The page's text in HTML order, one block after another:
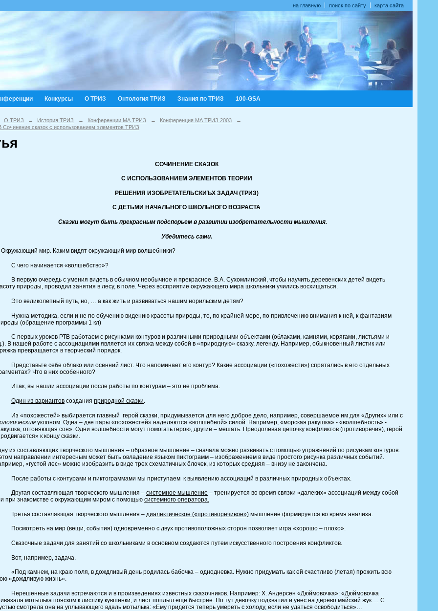
на главную поиск по сайту карта сайта
Конкурсы О ТРИЗ Онтология ТРИЗ Знания по ТРИЗ 100-GSA
О ТРИЗ → История ТРИЗ → Конференции МА ТРИЗ → Конференция МА ТРИЗ 2003
→
Сочинение сказок с использованием элементов ТРИЗ
СОЧИНЕНИЕ СКАЗОК
С ИСПОЛЬЗОВАНИЕМ ЭЛЕМЕНТОВ ТЕОРИИ
РЕШЕНИЯ ИЗОБРЕТАТЕЛЬСКИЪХ ЗАДАЧ (ТРИЗ)
С ДЕТЬМИ НАЧАЛЬНОГО ШКОЛЬНОГО ВОЗРАСТА
Сказки могут быть прекрасным подспорьем в развитии изобретательности мышления.
Убедитесь сами.
мир. Каким видят окружающий мир волшебники?
чего начинается «волшебство»?
первую очередь с умения видеть в обычном необычное и прекрасное. В.А. Сухомлинский, чтобы научить деревенских детей видеть
природы, проводил занятия в лесу, в поле. Через восприятие окружающего мира школьники учились восхищаться.
великолепный путь, но, … а как жить и развиваться нашим норильским детям?
методика, если и не по обучению видению красоты природы, то, по крайней мере, по привлечению внимания к ней, к фантазиям
(обращение программы 1 кл)
первых уроков РТВ работаем с рисунками контуров и различными природными объектами (облаками, камнями, корягами, листьями и
В нашей работе с ассоциациями является их связка между собой в «природную» сказку, легенду. Например, обыкновенный листик или
превращается в творческий порядок.
себе облако или осенний лист. Что напоминает его контур? Какие ассоциации («похожести») спрятались в его отдельных
Что в них особенного?
вы нашли ассоциации после работы по контурам – это не проблема.
Один из вариантов создания природной сказки.
«похожестей» выбирается главный герой сказки, придумывается для него доброе дело, например, совершаемое им для «Других» или с
уклоном. Одна – две пары «похожестей» наделяются «волшебной» силой. Например, «морская ракушка» - «волшебность» -
отгоняющая сон». Одни волшебности могут помогать герою, другие – мешать. Преодолевая цепочку конфликтов (противоречия), герой
к концу сказки.
из составляющих творческого мышления – образное мышление – сначала можно развивать с помощью упражнений по рисункам контуров.
направлении интересным может быть овладение языком пиктограмм – изображением в виде простого рисунка различных событий.
«густой лес» можно изобразить в виде трех схематичных ёлочек, из которых средняя – внизу не закончена.
работы с контурами и пиктограммами мы приступаем к выявлению ассоциаций в различных природных объектах.
составляющая творческого мышления – системное мышление – тренируется во время связки «далеких» ассоциаций между собой
при знакомстве с окружающим миром с помощью системного оператора.
составляющая творческого мышления – диалектическое («противоречивое») мышление формируется во время анализа.
на мир (вещи, события) одновременно с двух противоположных сторон позволяет игра «хорошо – плохо».
задачи для занятий со школьниками в основном создаются путем искусственного построения конфликтов.
например, задача.
камнем, на краю поля, в дождливый день родилась бабочка – однодневка. Нужно придумать как ей счастливо (летая) прожить всю
«дождливую жизнь».
задачи встречаются и в произведениях известных сказочников. Например: Х. Андерсен «Дюймовочка»: «Дюймовочка
мотылька пояском к листику кувшинки, и лист поплыл еще быстрее. Но тут девочку подхватил и унес на дерево майский жук … С
смотрела она на уплывающего вдаль мотылька: «Ему придется теперь умереть с холоду, если не удаться освободиться»…